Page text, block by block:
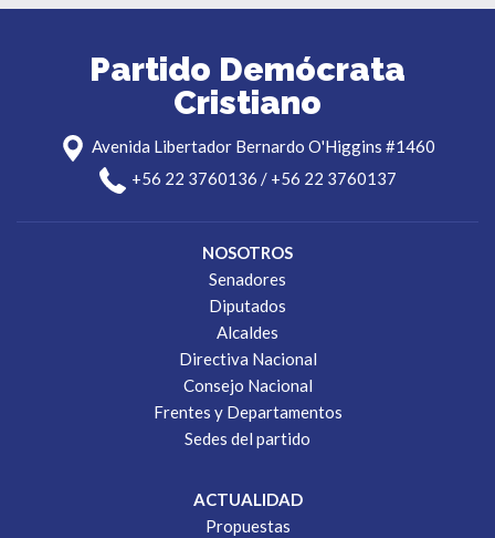
Partido Demócrata
Cristiano
Avenida Libertador Bernardo O'Higgins #1460
+56 22 3760136 / +56 22 3760137
NOSOTROS
Senadores
Diputados
Alcaldes
Directiva Nacional
Consejo Nacional
Frentes y Departamentos
Sedes del partido
ACTUALIDAD
Propuestas